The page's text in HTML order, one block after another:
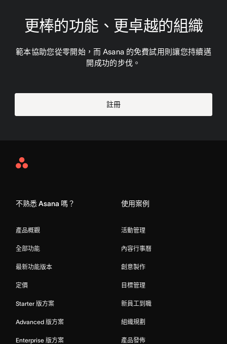
更棒的功能、更卓越的組織
範本協助您從零開始，而 Asana 的免費試用則讓您持續邁
開成功的步伐。
註冊
Asana
不熟悉 Asana 嗎？
產品概觀
全部功能
最新功能版本
定價
Starter 版方案
Advanced 版方案
Enterprise 版方案
使用案例
活動管理
內容行事曆
創意製作
目標管理
新員工到職
組織規劃
產品發佈